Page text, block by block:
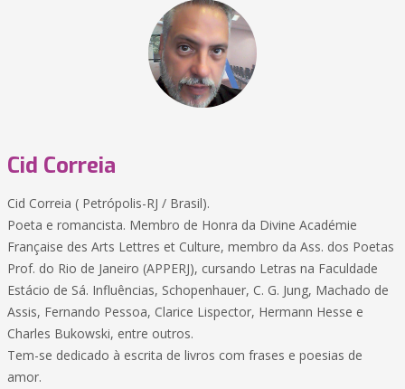
Cid Correia
Cid Correia ( Petrópolis-RJ / Brasil).
Poeta e romancista. Membro de Honra da Divine Académie
Française des Arts Lettres et Culture, membro da Ass. dos Poetas
Prof. do Rio de Janeiro (APPERJ), cursando Letras na Faculdade
Estácio de Sá. Influências, Schopenhauer, C. G. Jung, Machado de
Assis, Fernando Pessoa, Clarice Lispector, Hermann Hesse e
Charles Bukowski, entre outros.
Tem-se dedicado à escrita de livros com frases e poesias de
amor.